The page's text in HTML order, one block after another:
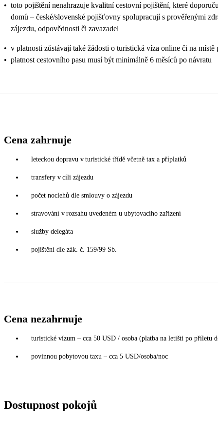
• toto pojištění nenahrazuje kvalitní cestovní pojištění, které
domů – české/slovenské pojišťovny spolupracují s prověřenými
zájezdu, odpovědnosti či zavazadel
• v platnosti zůstávají také žádosti o turistická víza online či na
• platnost cestovního pasu musí být minimálně 6 měsíců po návratu
Cena zahrnuje
leteckou dopravu v turistické třídě včetně tax a příplatků
transfery v cíli zájezdu
počet noclehů dle smlouvy o zájezdu
stravování v rozsahu uvedeném u ubytovacího zařízení
služby delegáta
pojištění dle zák. č. 159/99 Sb.
Cena nezahrnuje
turistické vízum – cca 50 USD / osoba (platba na letišti po příletu
povinnou pobytovou taxu – cca 5 USD/osoba/noc
Dostupnost pokojů